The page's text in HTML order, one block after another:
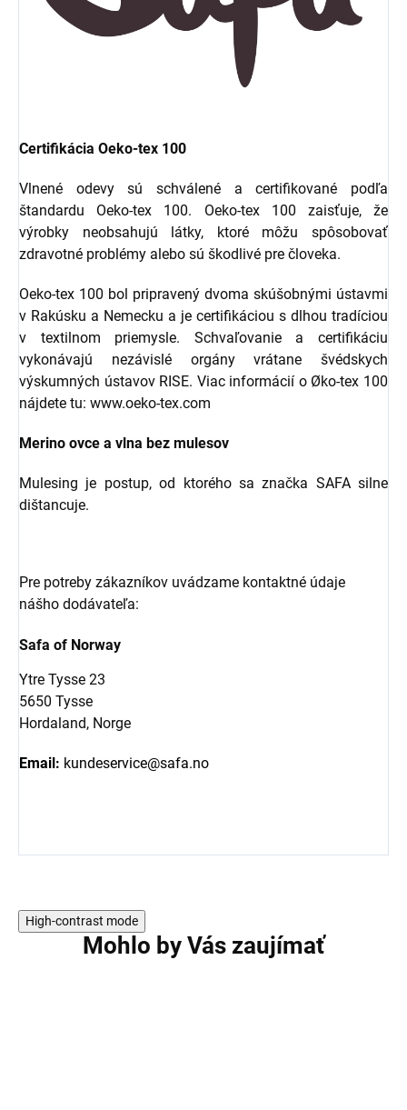
Certifikácia Oeko-tex 100
Vlnené odevy sú schválené a certifikované podľa
štandardu Oeko-tex 100. Oeko-tex 100 zaisťuje, že
výrobky neobsahujú látky, ktoré môžu spôsobovať
zdravotné problémy alebo sú škodlivé pre človeka.
Oeko-tex 100 bol pripravený dvoma skúšobnými ústavmi
v Rakúsku a Nemecku a je certifikáciou s dlhou tradíciou
v textilnom priemysle. Schvaľovanie a certifikáciu
vykonávajú nezávislé orgány vrátane švédskych
výskumných ústavov RISE. Viac informácií o Øko-tex 100
nájdete tu: www.oeko-tex.com
Merino ovce a vlna bez mulesov
Mulesing je postup, od ktorého sa značka SAFA silne
dištancuje.
Pre potreby zákazníkov uvádzame kontaktné údaje
nášho dodávateľa:
Safa of Norway
Ytre Tysse 23
5650 Tysse
Hordaland, Norge
Email: kundeservice@safa.no
High-contrast mode
Mohlo by Vás zaujímať